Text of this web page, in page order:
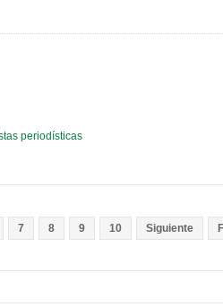
periodísticas
7 8 9 10 Siguiente